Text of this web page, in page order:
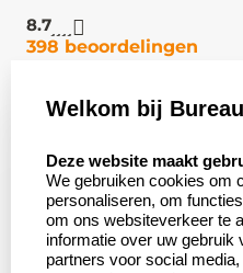
8.7
398 beoordelingen
Klantenservice:
Contact
Veel gestelde vragen
Retourneren
Welkom bij
Deze website maakt
We gebruiken cookies om
personaliseren, om
om ons websiteverkeer te
informatie over uw gebruik
partners voor social